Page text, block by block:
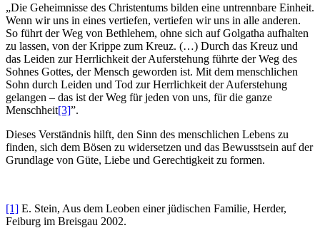
„Die Geheimnisse des Christentums bilden eine untrennbare Einheit.
Wenn wir uns in eines vertiefen, vertiefen wir uns in alle anderen.
So führt der Weg von Bethlehem, ohne sich auf Golgatha aufhalten
zu lassen, von der Krippe zum Kreuz. (…) Durch das Kreuz und
das Leiden zur Herrlichkeit der Auferstehung führte der Weg des
Sohnes Gottes, der Mensch geworden ist. Mit dem menschlichen
Sohn durch Leiden und Tod zur Herrlichkeit der Auferstehung
gelangen – das ist der Weg für jeden von uns, für die ganze
Menschheit[3]”.
Dieses Verständnis hilft, den Sinn des menschlichen Lebens zu
finden, sich dem Bösen zu widersetzen und das Bewusstsein auf der
Grundlage von Güte, Liebe und Gerechtigkeit zu formen.
[1] E. Stein, Aus dem Leoben einer jüdischen Familie, Herder,
Feiburg im Breisgau 2002.